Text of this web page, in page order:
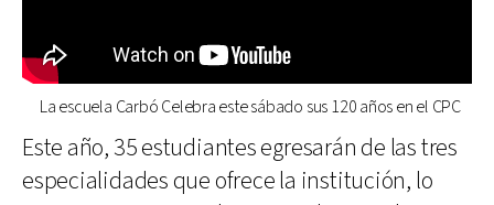
La escuela Carbó Celebra este sábado sus 120 años en el CPC
Este año, 35 estudiantes egresarán de las tres
especialidades que ofrece la institución, lo